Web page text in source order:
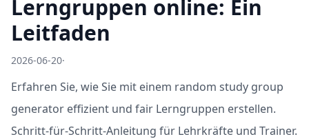
Lerngruppen online: Ein
Leitfaden
2026-06-20·
Erfahren Sie, wie Sie mit einem random study group
generator effizient und fair Lerngruppen erstellen.
Schritt-für-Schritt-Anleitung für Lehrkräfte und Trainer.